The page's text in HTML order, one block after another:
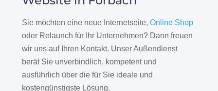
Sie möchten eine neue Internetseite, Online Shop
oder Relaunch für Ihr Unternehmen? Dann freuen
wir uns auf Ihren Kontakt. Unser Außendienst
berät Sie unverbindlich, kompetent und
ausführlich über die für Sie ideale und
kostengünstigste Lösung.